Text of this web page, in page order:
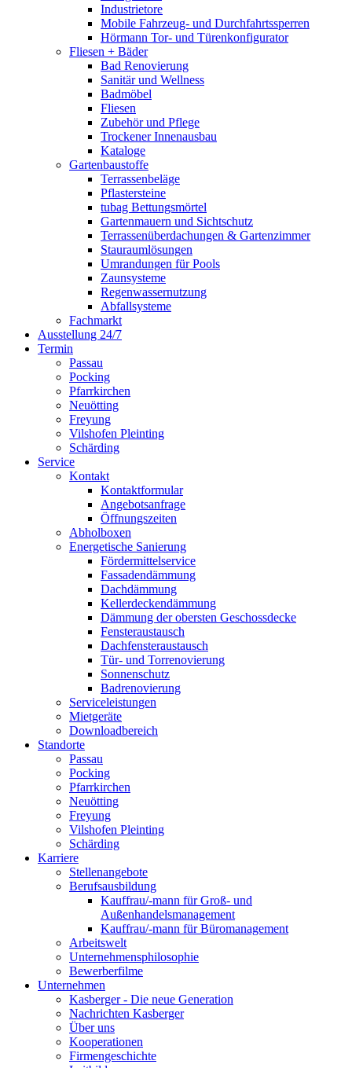
Industrietore
Mobile Fahrzeug- und Durchfahrtssperren
Hörmann Tor- und Türenkonfigurator
Fliesen + Bäder
Bad Renovierung
Sanitär und Wellness
Badmöbel
Fliesen
Zubehör und Pflege
Trockener Innenausbau
Kataloge
Gartenbaustoffe
Terrassenbeläge
Pflastersteine
tubag Bettungsmörtel
Gartenmauern und Sichtschutz
Terrassenüberdachungen & Gartenzimmer
Stauraumlösungen
Umrandungen für Pools
Zaunsysteme
Regenwassernutzung
Abfallsysteme
Fachmarkt
Ausstellung 24/7
Termin
Passau
Pocking
Pfarrkirchen
Neuötting
Freyung
Vilshofen Pleinting
Schärding
Service
Kontakt
Kontaktformular
Angebotsanfrage
Öffnungszeiten
Abholboxen
Energetische Sanierung
Fördermittelservice
Fassadendämmung
Dachdämmung
Kellerdeckendämmung
Dämmung der obersten Geschossdecke
Fensteraustausch
Dachfensteraustausch
Tür- und Torrenovierung
Sonnenschutz
Badrenovierung
Serviceleistungen
Mietgeräte
Downloadbereich
Standorte
Passau
Pocking
Pfarrkirchen
Neuötting
Freyung
Vilshofen Pleinting
Schärding
Karriere
Stellenangebote
Berufsausbildung
Kauffrau/-mann für Groß- und
Außenhandelsmanagement
Kauffrau/-mann für Büromanagement
Arbeitswelt
Unternehmensphilosophie
Bewerberfilme
Unternehmen
Kasberger - Die neue Generation
Nachrichten Kasberger
Über uns
Kooperationen
Firmengeschichte